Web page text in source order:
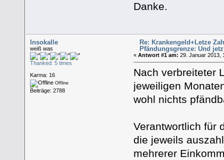
Danke.
Insokalle
weiß was
Thanked: 5 times
Karma: 16
Offline
Beiträge: 2788
Re: Krankengeld+Letze
Pfändungsgrenze: Und
« Antwort #1 am: 29. Januar 2013,
Nach verbreiteter
jeweiligen
wohl nichts
Verantwortlich für
die jeweils
mehrerer